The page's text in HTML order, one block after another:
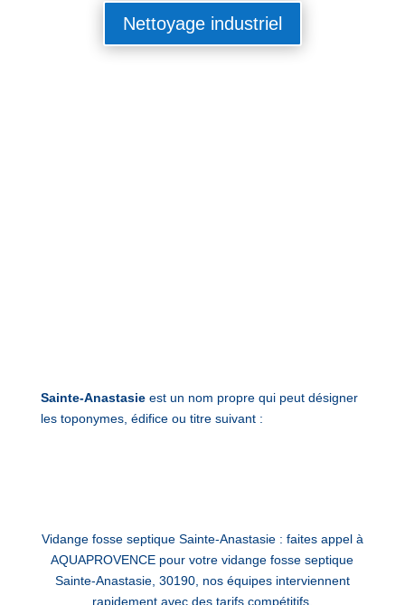
Nettoyage industriel
Sainte-Anastasieest un nom propre qui peut désigner
les toponymes, édifice ou titre suivant :
Vidange fosse septique Sainte-Anastasie : faites appel à
AQUAPROVENCE pour votre vidange fosse septique
Sainte-Anastasie, 30190, nos équipes interviennent
rapidement avec des tarifs compétitifs.